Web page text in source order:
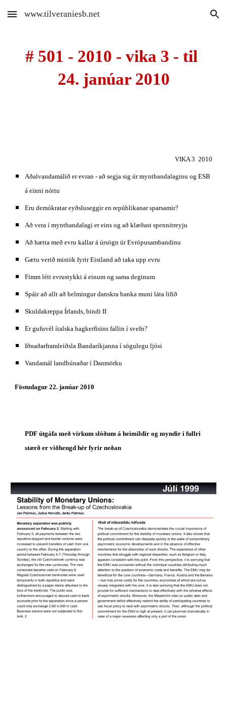
Skip to main content Skip to navigation
www.tilveraniesb.net
# 501 - 2010 - vika 3 - til
24. janúar 2010
VIKA 3  2010
Aðalvandamálið er evran - að segja sig úr myntbandalaginu og ESB
á einni nóttu
Eru demókratar eyðsluseggir en repúblikanar sparsamir?
Að vera í myntbandalagi er eins og að klæðast spennitreyju
Að hætta með evru kallar á úrsögn úr Evrópusambandinu
Gætu verið mistök fyrir Eistland að taka upp evru
Fimm létt evrustykki á einum og sama deginum
Spáir að allt að helmingur danskra banka muni láta lifið
Skuldakreppa Írlands, bindi II
Er gufuvél ítalska hagkerfisins fallin í svefn?
Iðnaðarframleiðsla Bandaríkjanna í sögulegu ljósi
Vandamál landbúnaðar í Danmörku
Föstudagur 22. janúar 2010
PDF útgáfa með virkum slóðum á heimildir og myndir í fullri
stærð er viðhengd hér fyrir neðan